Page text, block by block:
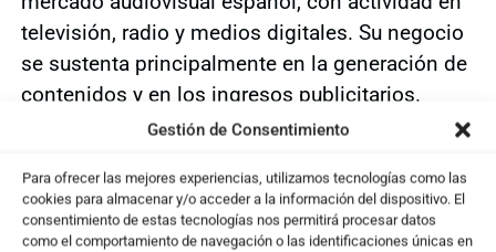
Gestión de Consentimiento
Para ofrecer las mejores experiencias, utilizamos tecnologías como las
cookies para almacenar y/o acceder a la información del dispositivo. El
consentimiento de estas tecnologías nos permitirá procesar datos
como el comportamiento de navegación o las identificaciones únicas en
televisión, radio y medios digitales. Su negocio
se sustenta principalmente en la generación de
contenidos y en los ingresos publicitarios.
Datos Operativos
• Título (Mercado:Ticker):Atresmedia Crprcn de
Mds de Cmncn SA // BME:A3M